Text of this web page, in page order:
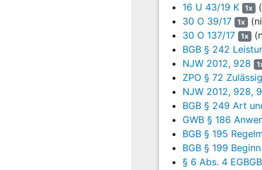
15
Die Klagepartei
um Ansprüche
Sachverständigen-
wie sie sie in der
Liste vorgelegt (Bl. 304
16 Mit Schriftsatz
nach§ 428 Alt. 2,
Schriftsatz verwiesen
17 Mit Schriftsatz vom
18 Mit Schriftsatz
gestellt. Wegen
16 U 43/19 K
1x
30 O 39/17
1x
30 O 137/17
1x
BGB § 242
NJW 2012, 928
ZPO § 72
NJW 2012, 928,
BGB § 249 Art
GWB § 186
BGB § 195
BGB § 199
§ 6 Abs. 4 EGBGB